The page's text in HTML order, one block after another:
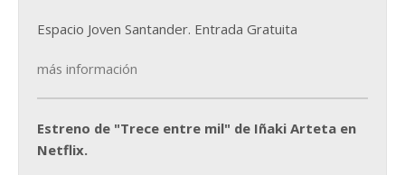
Espacio Joven Santander. Entrada Gratuita
más información
Estreno de "Trece entre mil" de Iñaki Arteta en
Netflix.